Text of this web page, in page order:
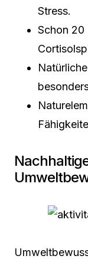
Stress.
Schon 20